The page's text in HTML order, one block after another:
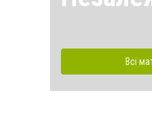
Всі